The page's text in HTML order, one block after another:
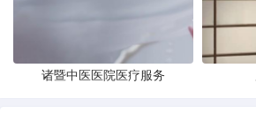
诸暨中医医院医疗服务